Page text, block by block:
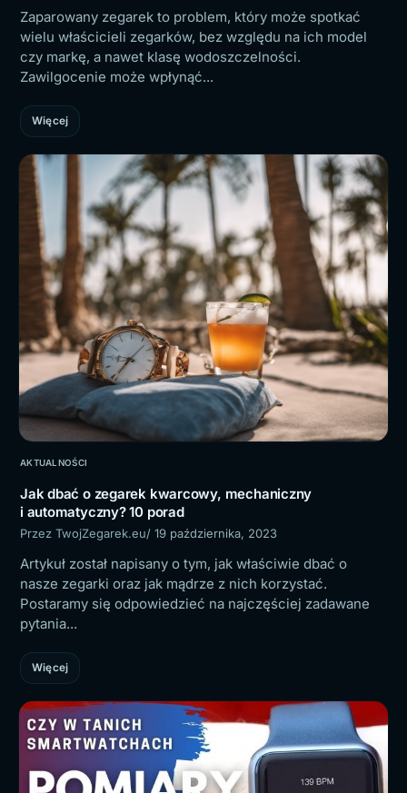
Zaparowany zegarek to problem, który może spotkać
wielu właścicieli zegarków, bez względu na ich model
czy markę, a nawet klasę wodoszczelności.
Zawilgocenie może wpłynąć...
Więcej
AKTUALNOŚCI
Jak dbać o zegarek kwarcowy, mechaniczny
i automatyczny? 10 porad
Przez TwojZegarek.eu/ 19 października, 2023
Artykuł został napisany o tym, jak właściwie dbać o
nasze zegarki oraz jak mądrze z nich korzystać.
Postaramy się odpowiedzieć na najczęściej zadawane
pytania...
Więcej